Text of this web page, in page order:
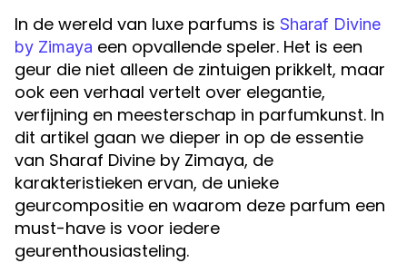
In de wereld van luxe parfums is Sharaf Divine
by Zimaya een opvallende speler. Het is een
geur die niet alleen de zintuigen prikkelt, maar
ook een verhaal vertelt over elegantie,
verfijning en meesterschap in parfumkunst. In
dit artikel gaan we dieper in op de essentie
van Sharaf Divine by Zimaya, de
karakteristieken ervan, de unieke
geurcompositie en waarom deze parfum een
must-have is voor iedere
geurenthousiasteling.